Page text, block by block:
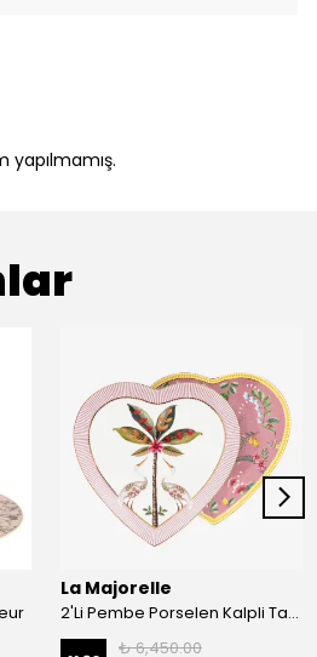
yapılmamış.
La Majorelle
2'Li Pembe Porselen Kalpli Tabak 21,5 Cm La Majorelle
₺ 6,450.00